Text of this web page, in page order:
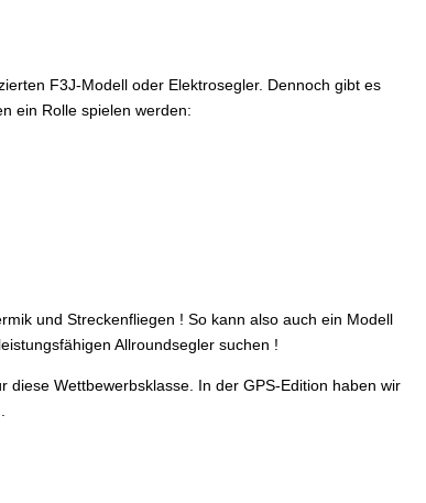
F3J-Modell oder Elektrosegler. Dennoch gibt es
ein Rolle spielen werden:
und Streckenfliegen ! So kann also auch ein Modell
Allroundsegler suchen !
Wettbewerbsklasse. In der GPS-Edition haben wir